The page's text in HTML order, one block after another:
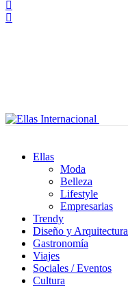
Ellas
Moda
Belleza
Lifestyle
Empresarias
Trendy
Diseño y Arquitectura
Gastronomía
Viajes
Sociales / Eventos
Cultura